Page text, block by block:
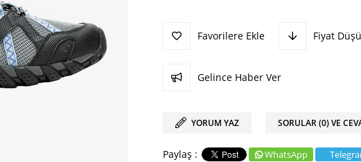
Favorilere Ekle Fiyat
Gelince Haber Ver
YORUM YAZ SORULAR (0) VE
WhatsApp